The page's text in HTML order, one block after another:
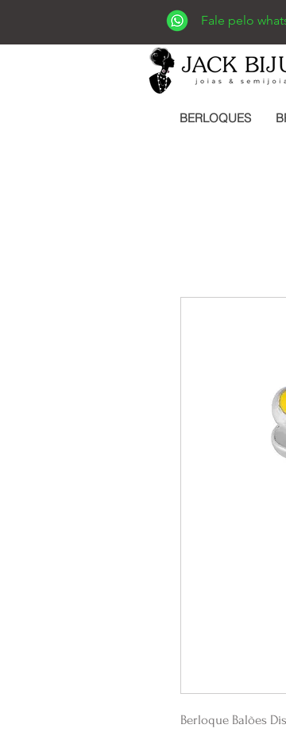
Fale pelo
BERLOQUES
Berloque Balões